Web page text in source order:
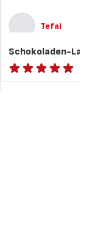
Tefal
Schokoladen-
ratings.NaN